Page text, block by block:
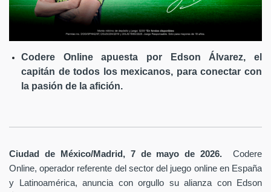
Codere Online apuesta por Edson Álvarez, el
capitán de todos los mexicanos, para conectar con
la pasión de la afición.
Ciudad de México/Madrid, 7 de mayo de 2026. Codere
Online, operador referente del sector del juego online en España
y Latinoamérica, anuncia con orgullo su alianza con Edson